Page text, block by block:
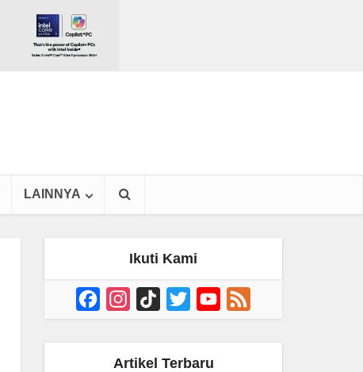
LAINNYA
Ikuti Kami
FacebookInstagram
TikTok Twitter YouTube
Channel
Artikel Terbaru